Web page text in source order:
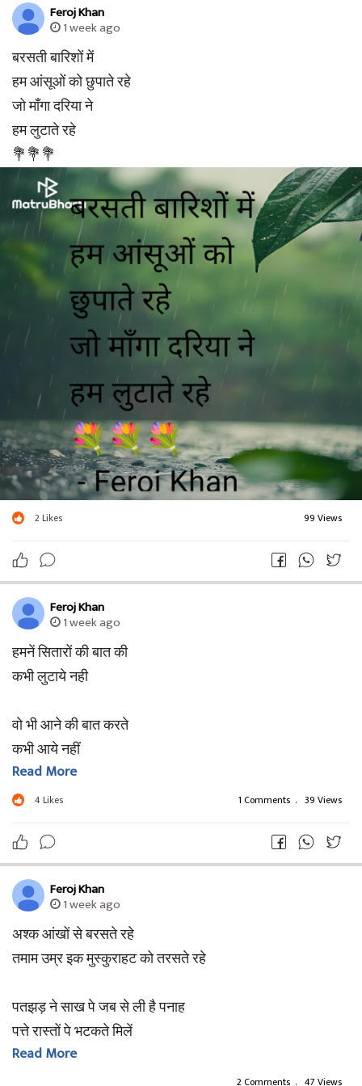
Feroj Khan
1 week ago
बरसती बारिशों में
हम आंसूओं को छुपाते रहे
जो माँगा दरिया ने
हम लुटाते रहे
💐💐💐
- Feroj Khan
2Likes 99 Views
Feroj Khan
1 week ago
हमनें सितारों की बात की
कभी लुटाये नही
वो भी आने की बात करते
कभी आये नहीं
धुल की निगाहें, हैं जमी इस खिड़की पर
आज परिंदे मेरी छत पे हीे सो गये
ये बात जगाकर सय्याद को कोई बताये नहीं
थरराह उठी दिवार मेरे कमरें की
सिरहाने रक्खा चिराग मेरे कोई बुझाये नहीं
मुझे मिट्टी में रख दो बस जल्द से जल्द
बेकरारी और मेरी यूँ बढायें नहीं
Read More
4Likes 1 Comments . 39 Views
Feroj Khan
1 week ago
अश्क आंखों से बरसते रहे
तमाम उम्र इक मुस्कुराहट को तरसते रहे
पतझड़ ने साख पे जब से ली है पनाह
पत्ते रास्तों पे भटकते मिलें
Read More
2 Comments . 47 Views